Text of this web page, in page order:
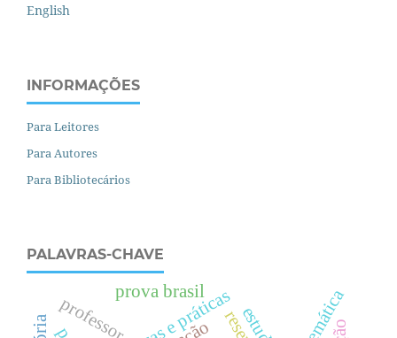
English
INFORMAÇÕES
Para Leitores
Para Autores
Para Bibliotecários
PALAVRAS-CHAVE
professor
prova brasil